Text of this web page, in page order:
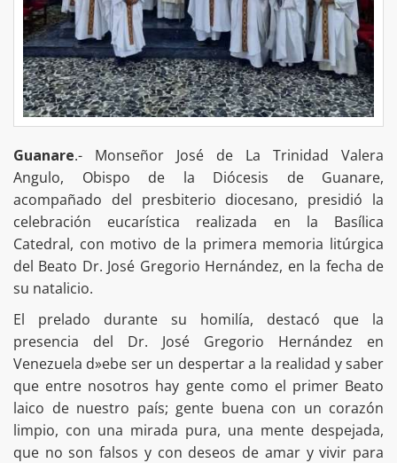
Guanare.- Monseñor José de La Trinidad Valera
Angulo, Obispo de la Diócesis de Guanare,
acompañado del presbiterio diocesano, presidió la
celebración eucarística realizada en la Basílica
Catedral, con motivo de la primera memoria litúrgica
del Beato Dr. José Gregorio Hernández, en la fecha de
su natalicio.
El prelado durante su homilía, destacó que la
presencia del Dr. José Gregorio Hernández en
Venezuela d»ebe ser un despertar a la realidad y saber
que entre nosotros hay gente como el primer Beato
laico de nuestro país; gente buena con un corazón
limpio, con una mirada pura, una mente despejada,
que no son falsos y con deseos de amar y vivir para